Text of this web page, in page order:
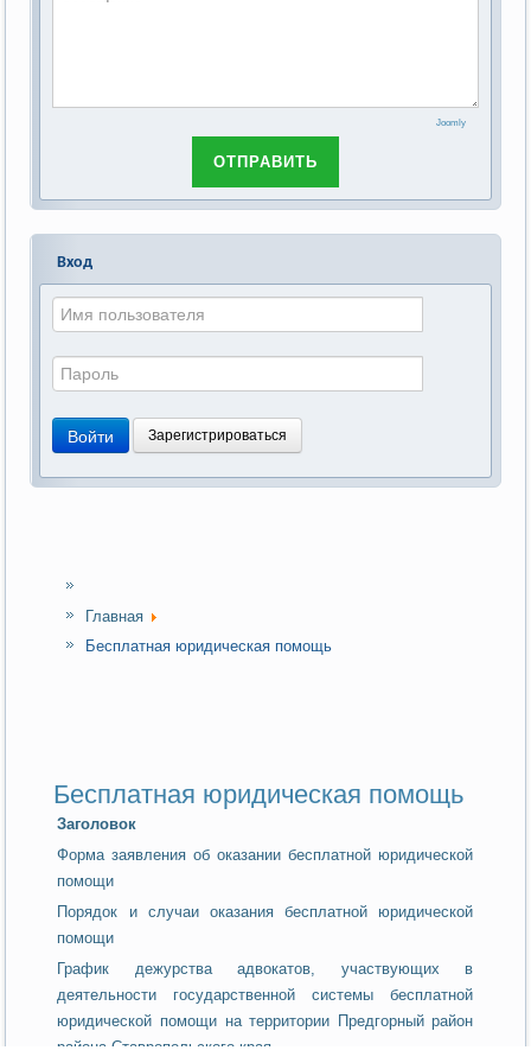
Joomly
ОТПРАВИТЬ
Вход
Войти Зарегистрироваться
Главная
Бесплатная юридическая помощь
Бесплатная юридическая помощь
Заголовок
Форма заявления об оказании бесплатной юридической
помощи
Порядок и случаи оказания бесплатной юридической
помощи
График дежурства адвокатов, участвующих в
деятельности государственной системы бесплатной
юридической помощи на территории Предгорный район
района Ставропольского края